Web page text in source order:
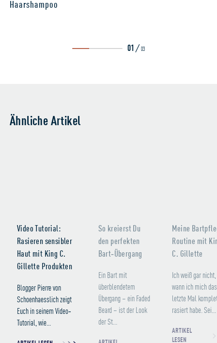
Haarshampoo
01 /03
Ähnliche Artikel
Video Tutorial:
Rasieren sensibler
Haut mit King C.
Gillette Produkten
Blogger Pierre von
Schoenhaesslich zeigt
Euch in seinem Video‐
Tutorial, wie...
So kreierst Du
den perfekten
Bart‐Übergang
Ein Bart mit
überblendetem
Übergang – ein Faded
Beard – ist der Look
der St...
Meine
Routine mit
C. Gillette
Ich weiß gar nicht,
wann ich mich das
letzte Mal
rasiert habe. Sei...
ARTIKEL
LESEN